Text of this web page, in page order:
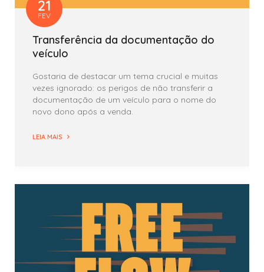
21
FEV
Transferência da documentação do
veículo
Gostaria de destacar um tema crucial e muitas
vezes ignorado: os perigos de não transferir a
documentação de um veículo para o nome do
novo dono após a venda.
LEIA MAIS